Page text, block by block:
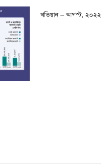
খতিয়ান – আগস্ট, ২০২২